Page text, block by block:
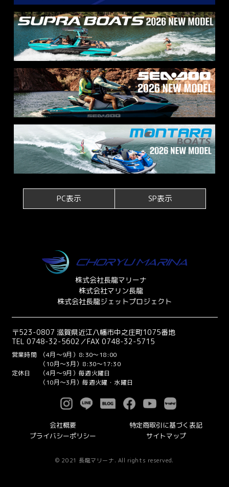
PC表示 SP表示
株式会社長龍マリーナ
株式会社マリン長龍
株式会社長龍ジェットプロジェクト
〒523-0807 滋賀県近江八幡市中之庄町1075番地
TEL 0748-32-5602／FAX 0748-32-5715
営業時間
（4月～9月）8:30～18:00
（10月～3月）8:30～17:30
定休日
（4月～9月）毎週火曜日
（10月～3月）毎週火曜・水曜日
会社概要
特定商取引に基づく表記
プライバシーポリシー
サイトマップ
© 2021 長龍マリーナ. All rights reserved.